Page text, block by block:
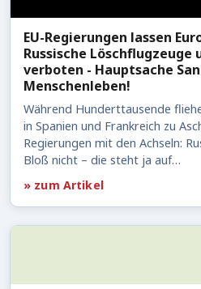
EU-Regierungen lassen
Russische Löschflugzeuge
verboten - Hauptsache
Menschenleben!
Während Hunderttausende
in Spanien und Frankreich zu
Regierungen mit den Achseln:
Bloß nicht – die steht ja auf…
» zum Artikel